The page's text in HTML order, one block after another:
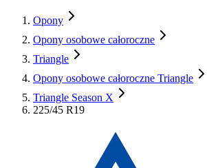
Opony
Opony osobowe całoroczne
Triangle
Opony osobowe całoroczne Triangle
Triangle Season X
225/45 R19